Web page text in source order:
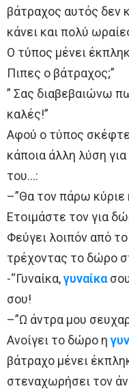
βάτραχος αυτός δεν
κάνει και πολύ
Ο τύπος μένει
Πιπες ο βάτραχος;”
” Σας διαβεβαιώνω
καλές!”
Αφού ο τύπος
κάποια άλλη λύση
του…:
–”Θα τον πάρω κύριε
Ετοιμάστε τον για
Φεύγει λοιπόν από
τρέχοντας το δώρο
-“Γυναίκα,γυναίκα
σου!
–”Ω άντρα μου
Ανοίγει το δώρο η
βάτραχο μένει
στεναχωρήσει τον